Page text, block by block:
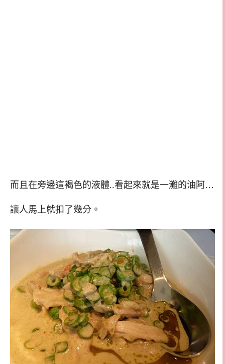
而且在旁邊這褐色的液體..看起來就是一灘的油阿…
讓人馬上就扣了幾分。